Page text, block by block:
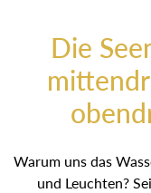
Die
Warum uns das
und Leuchten?